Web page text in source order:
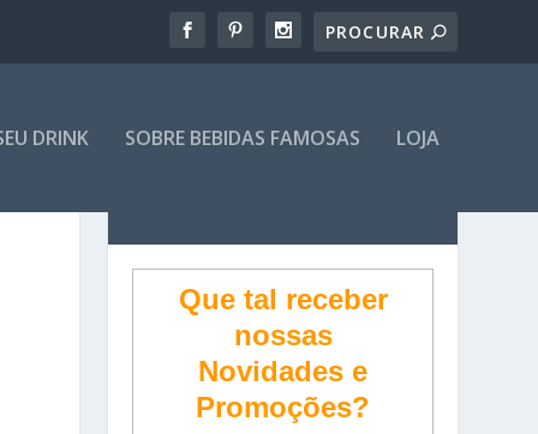
DRINK SOBRE BEBIDAS FAMOSAS LOJA
Que tal receber
nossas
Novidades e
Promoções?